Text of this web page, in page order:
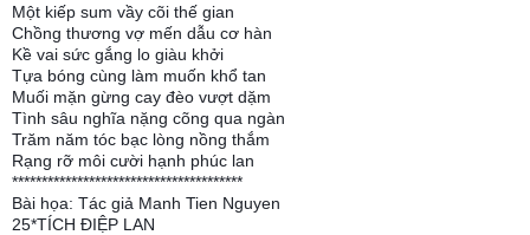
Một kiếp sum vầy cõi thế gian
Chồng thương vợ mến dẫu cơ hàn
Kề vai sức gắng lo giàu khởi
Tựa bóng cùng làm muốn khổ tan
Muối mặn gừng cay đèo vượt dặm
Tình sâu nghĩa nặng cõng qua ngàn
Trăm năm tóc bạc lòng nồng thắm
Rạng rỡ môi cười hạnh phúc lan
***************************************
Bài họa: Tác giả Manh Tien Nguyen
25*TÍCH ĐIỆP LAN